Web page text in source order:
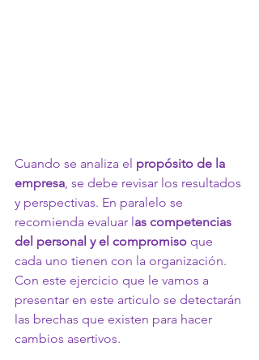
Cuando se analiza el propósito de la
empresa, se debe revisar los resultados
y perspectivas. En paralelo se
recomienda evaluar l as competencias
del personal y el compromiso que
cada uno tienen con la organización.
Con este ejercicio que le vamos a
presentar en este articulo se detectarán
las brechas que existen para hacer
cambios asertivos.